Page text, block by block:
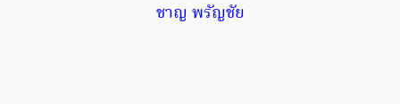
ชาญ พรัญชัย